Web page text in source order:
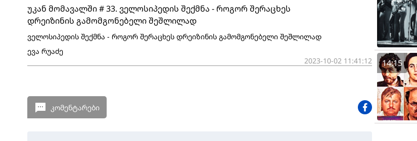
უკან მომავალში # 33. ველოსიპედის შექმნა - როგორ შერაცხეს
დრეიზინის გამომგონებელი შეშლილად
ველოსიპედის შექმნა - როგორ შერაცხეს დრეიზინის გამომგონებელი შეშლილად
ევა რუაძე
2023-10-02 11:41:12
კომენტარები
14:15